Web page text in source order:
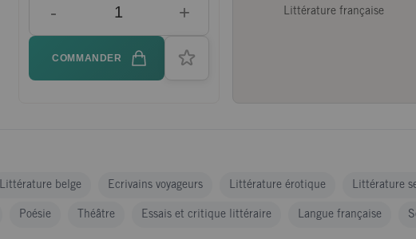
- +
COMMANDER
Littérature française
Littérature belge Ecrivains voyageurs Littérature érotique Littérature
Poésie Théâtre Essais et critique littéraire Langue française